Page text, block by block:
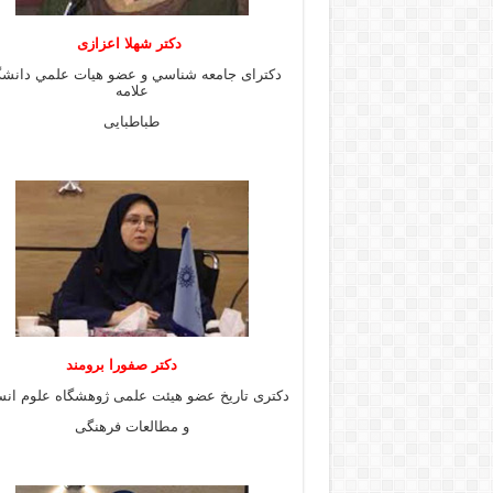
دكتر شهلا اعزازى
دكتراى جامعه شناسي و عضو هيات علمي
علامه
طباطبايى
دكتر صفورا برومند
دكترى تاريخ عضو هيئت علمى ژوهشگاه علوم
و مطالعات فرهنگى